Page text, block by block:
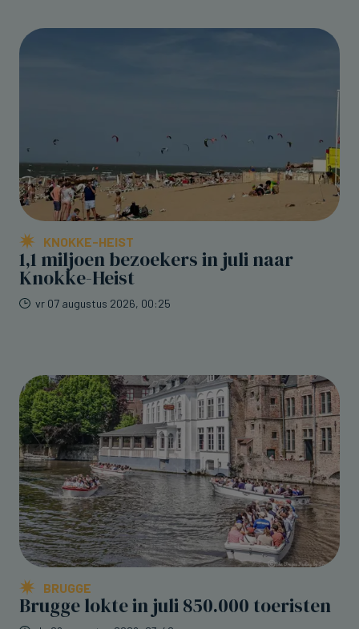
KNOKKE-HEIST
1,1 miljoen bezoekers in juli naar
Knokke-Heist
vr 07 augustus 2026, 00:25
BRUGGE
Brugge lokte in juli 850.000 toeristen